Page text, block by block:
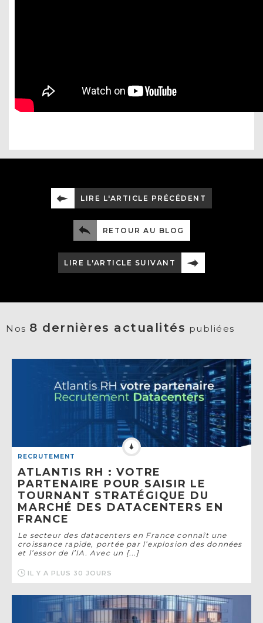
LIRE L'ARTICLE PRÉCÉDENT
RETOUR AU BLOG
LIRE L'ARTICLE SUIVANT
Nos 8 dernières actualités publiées
RECRUTEMENT
ATLANTIS RH : VOTRE
PARTENAIRE POUR SAISIR LE
TOURNANT STRATÉGIQUE DU
MARCHÉ DES DATACENTERS EN
FRANCE
Le secteur des datacenters en France connaît une
croissance rapide, portée par l’explosion des données
et l’essor de l’IA. Avec un [...]
IL Y A PLUS 30 JOURS